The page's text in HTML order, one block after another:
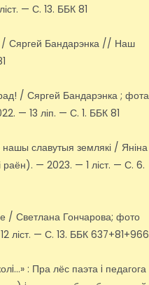
— С. 13. ББК 81
Сяргей Бандарэнка // Наш
/ Сяргей Бандарэнка ; фота
— 13 ліп. — С. 1. ББК 81
нашы славутыя землякі / Яніна
— 2023. — 1 ліст. — С. 6.
/ Светлана Гончарова; фото
ліст. — С. 13. ББК 637+81+966
: Пра лёс паэта i педагога